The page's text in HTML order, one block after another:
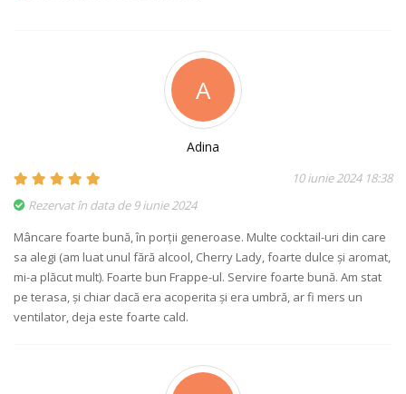
A
Adina
10 iunie 2024 18:38
Rezervat în data de 9 iunie 2024
Mâncare foarte bună, în porții generoase. Multe cocktail-uri din care
sa alegi (am luat unul fără alcool, Cherry Lady, foarte dulce și aromat,
mi-a plăcut mult). Foarte bun Frappe-ul. Servire foarte bună. Am stat
pe terasa, și chiar dacă era acoperita și era umbră, ar fi mers un
ventilator, deja este foarte cald.